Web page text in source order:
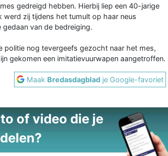
gedreigd hebben. Hierbij liep een 40-jarige
zij tijdens het tumult op haar neus
van de bedreiging.
politie nog tevergeefs gezocht naar het mes,
gekomen een imitatievuurwapen aangetroffen.
Maak Bredasdagblad je Google-favoriet
of video die je